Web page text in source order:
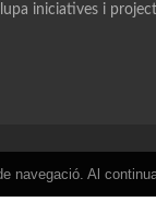
iniciatives i
navegació. Al